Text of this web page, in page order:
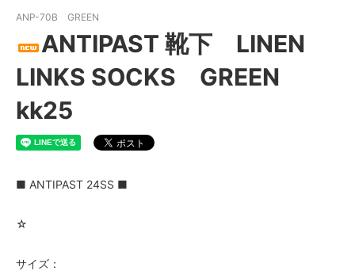
ANP-70B GREEN
ANTIPAST 靴下 LINEN
LINKS SOCKS GREEN
kk25
■ ANTIPAST 24SS ■
☆
サイズ：